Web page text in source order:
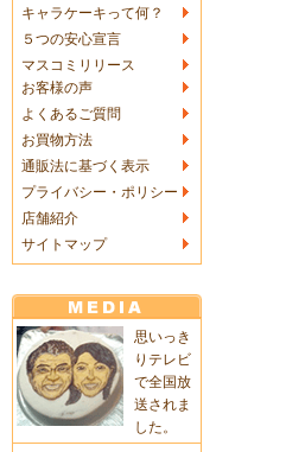
キャラケーキって何？
５つの安心宣言
マスコミリリース
お客様の声
よくあるご質問
お買物方法
通販法に基づく表示
プライバシー・ポリシー
店舗紹介
サイトマップ
思いっき
りテレビ
で全国放
送されま
した。